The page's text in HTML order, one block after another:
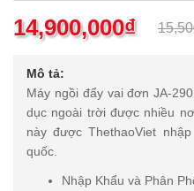
14,900,000₫
Mô tả:
Máy ngồi đẩy vai đơn JA-
dục ngoài trời được nhiều
này được ThethaoViet
quốc.
Nhập Khẩu và Phân